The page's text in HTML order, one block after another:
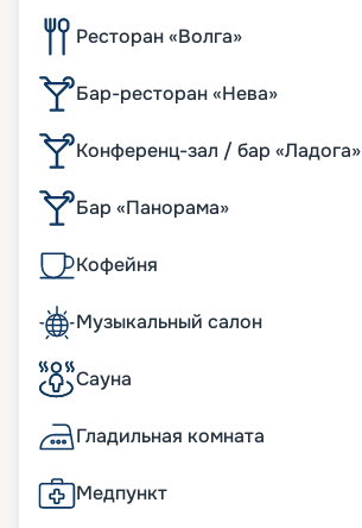
Ресторан «Волга»
Бар-ресторан «Нева»
Конференц-зал / бар «Ладога»
Бар «Панорама»
Кофейня
Музыкальный салон
Сауна
Гладильная комната
Медпункт